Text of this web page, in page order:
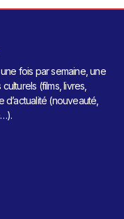
fois par semaine, une
(films, livres,
(nouveauté,